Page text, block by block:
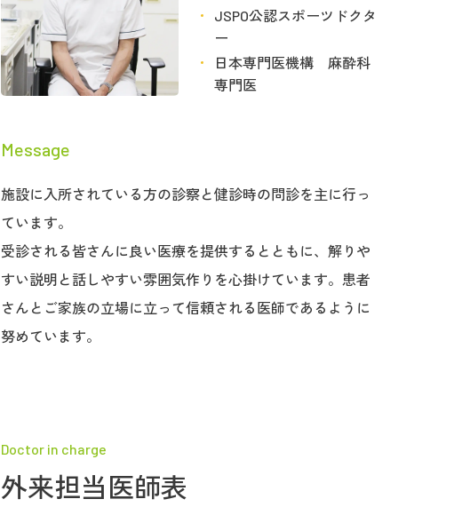
JSPO公認スポーツドクタ
ー
日本専門医機構 麻酔科
専門医
Message
施設に入所されている方の診察と健診時の問診を主に行っ
ています。
受診される皆さんに良い医療を提供するとともに、解りや
すい説明と話しやすい雰囲気作りを心掛けています。患者
さんとご家族の立場に立って信頼される医師であるように
努めています。
Doctor in charge
外来担当医師表